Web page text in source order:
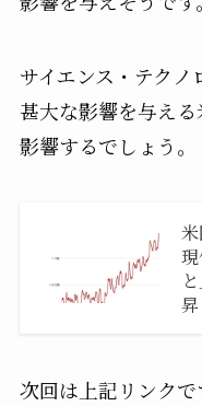
サイエンス・テク
甚大な影響を与え
影響するでしょう。
次回は上記リンクで